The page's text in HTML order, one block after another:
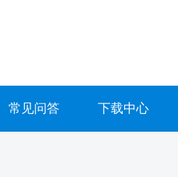
常见问答 下载中心